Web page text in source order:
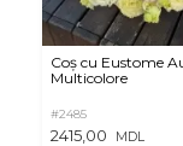
Coș cu Eustome
Multicolore
#2485
2415,00 MDL